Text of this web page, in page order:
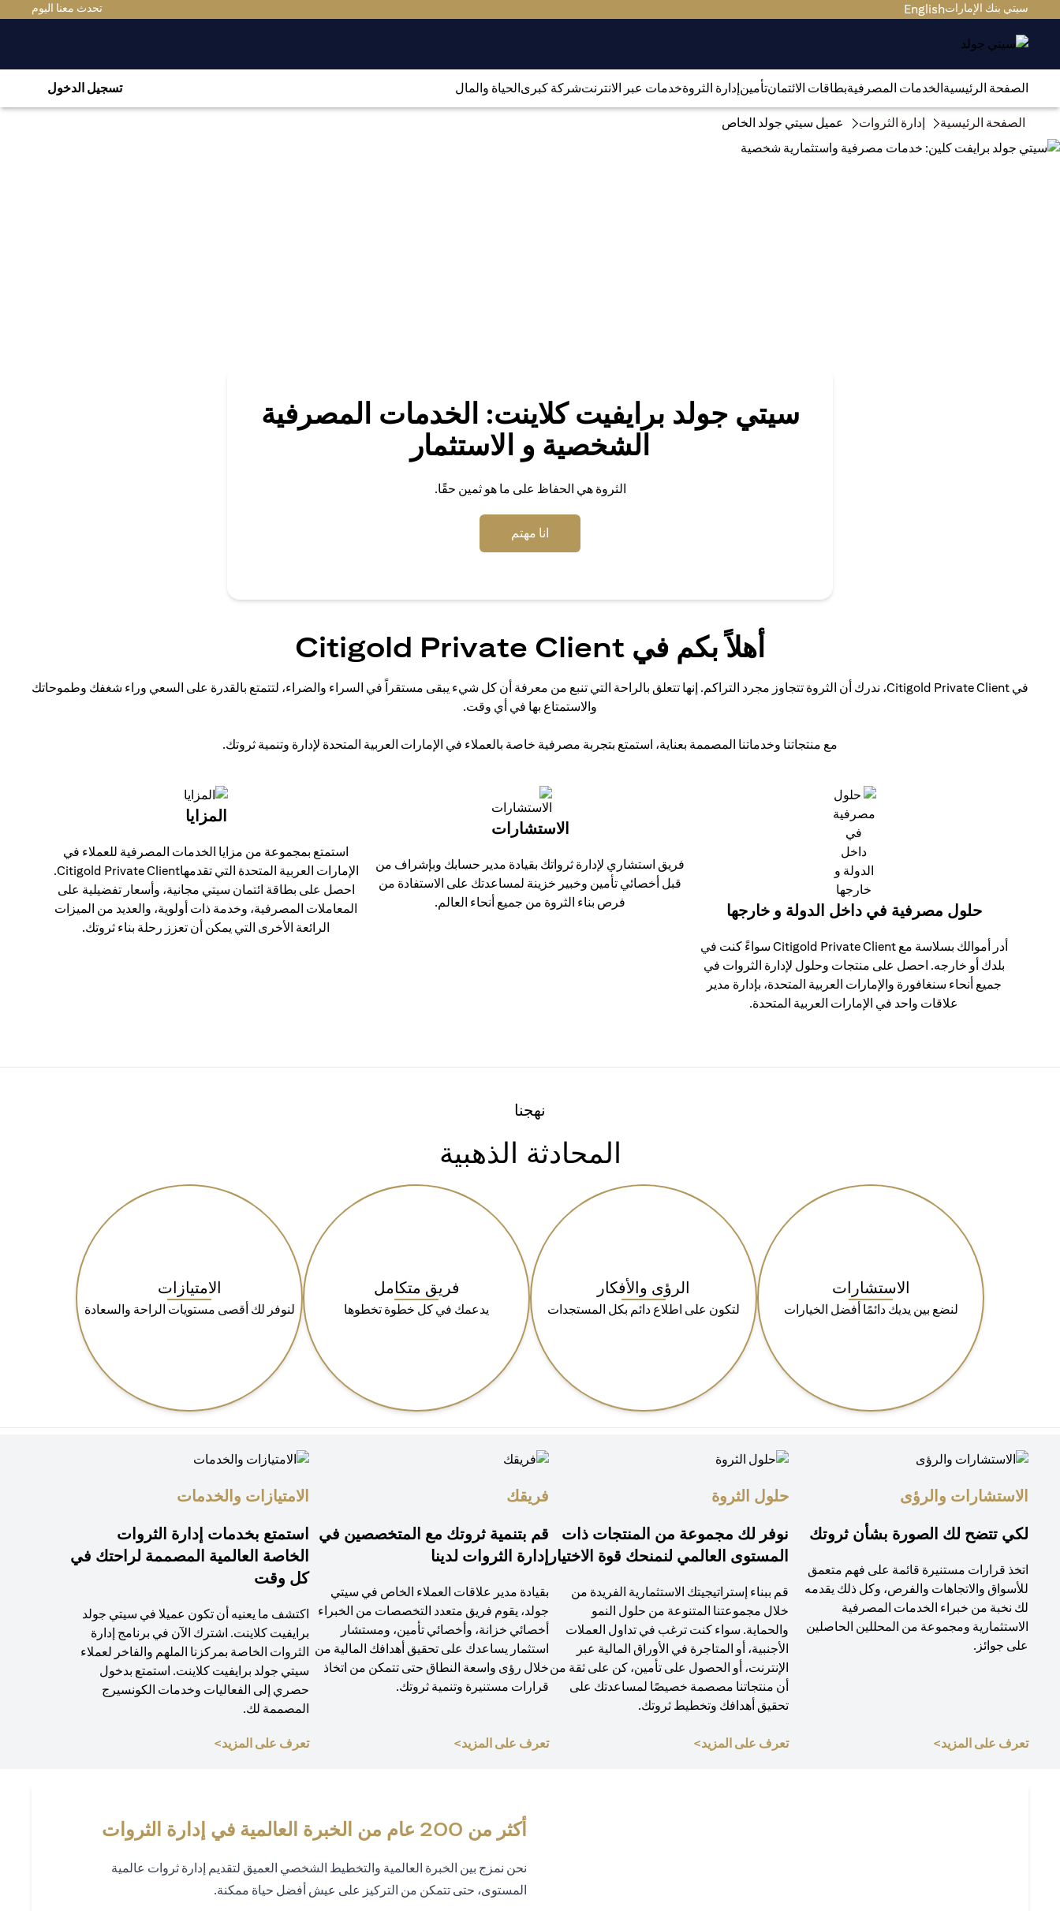
سيتي بنك الإماراتEnglish تحدث معنا اليوم
الصفحة الرئيسيةالخدمات المصرفيةبطاقات الائتمانتأمينإدارة الثروةخدمات عبر الانترنتشركة كبرىالحياة والمال تسجيل الدخول
الصفحة الرئيسية إدارة الثروات عميل سيتي جولد الخاص
سيتي جولد برايفيت كلاينت: الخدمات المصرفية
الشخصية و الاستثمار
الثروة هي الحفاظ على ما هو ثمين حقًا.
انا مهتم
أهلاً بكم في Citigold Private Client
في Citigold Private Client، ندرك أن الثروة تتجاوز مجرد التراكم. إنها تتعلق بالراحة التي تنبع من معرفة أن كل شيء يبقى مستقراً في السراء والضراء، لتتمتع بالقدرة على السعي وراء شغفك وطموحاتك
والاستمتاع بها في أي وقت.
مع منتجاتنا وخدماتنا المصممة بعناية، استمتع بتجربة مصرفية خاصة بالعملاء في الإمارات العربية المتحدة لإدارة وتنمية ثروتك.
حلول مصرفية في داخل الدولة و خارجها
أدر أموالك بسلاسة مع Citigold Private Client سواءً كنت في
بلدك أو خارجه. احصل على منتجات وحلول لإدارة الثروات في
جميع أنحاء سنغافورة والإمارات العربية المتحدة، بإدارة مدير
علاقات واحد في الإمارات العربية المتحدة.
الاستشارات
فريق استشاري لإدارة ثرواتك بقيادة مدير حسابك وبإشراف من
قبل أخصائي تأمين وخبير خزينة لمساعدتك على الاستفادة من
فرص بناء الثروة من جميع أنحاء العالم.
المزايا
استمتع بمجموعة من مزايا الخدمات المصرفية للعملاء في
الإمارات العربية المتحدة التي تقدمهاCitigold Private Client.
احصل على بطاقة ائتمان سيتي مجانية، وأسعار تفضيلية على
المعاملات المصرفية، وخدمة ذات أولوية، والعديد من الميزات
الرائعة الأخرى التي يمكن أن تعزز رحلة بناء ثروتك.
نهجنا
المحادثة الذهبية
الاستشارات
لنضع بين يديك دائمًا أفضل الخيارات
الرؤى والأفكار
لتكون على اطلاع دائم بكل المستجدات
فريق متكامل
يدعمك في كل خطوة تخطوها
الامتيازات
لنوفر لك أقصى مستويات الراحة والسعادة
الاستشارات والرؤى
لكي تتضح لك الصورة بشأن ثروتك
اتخذ قرارات مستنيرة قائمة على فهم متعمق
للأسواق والاتجاهات والفرص، وكل ذلك يقدمه
لك نخبة من خبراء الخدمات المصرفية
الاستثمارية ومجموعة من المحللين الحاصلين
على جوائز.
تعرف على المزيد>
حلول الثروة
نوفر لك مجموعة من المنتجات ذات
المستوى العالمي لنمنحك قوة الاختيار
قم ببناء إستراتيجيتك الاستثمارية الفريدة من
خلال مجموعتنا المتنوعة من حلول النمو
والحماية. سواء كنت ترغب في تداول العملات
الأجنبية، أو المتاجرة في الأوراق المالية عبر
الإنترنت، أو الحصول على تأمين، كن على ثقة من
أن منتجاتنا مصصمة خصيصًا لمساعدتك على
تحقيق أهدافك وتخطيط ثروتك.
تعرف على المزيد>
فريقك
قم بتنمية ثروتك مع المتخصصين في
إدارة الثروات لدينا
بقيادة مدير علاقات العملاء الخاص في سيتي
جولد، يقوم فريق متعدد التخصصات من الخبراء
أخصائي خزانة، وأخصائي تأمين، ومستشار
استثمار يساعدك على تحقيق أهدافك المالية من
خلال رؤى واسعة النطاق حتى تتمكن من اتخاذ
قرارات مستنيرة وتنمية ثروتك.
تعرف على المزيد>
الامتيازات والخدمات
استمتع بخدمات إدارة الثروات
الخاصة العالمية المصممة لراحتك في
كل وقت
اكتشف ما يعنيه أن تكون عميلا في سيتي جولد
برايفيت كلاينت. اشترك الآن في برنامج إدارة
الثروات الخاصة بمركزنا الملهم والفاخر لعملاء
سيتي جولد برايفيت كلاينت. استمتع بدخول
حصري إلى الفعاليات وخدمات الكونسيرج
المصممة لك.
تعرف على المزيد>
أكثر من 200 عام من الخبرة العالمية في إدارة الثروات
نحن نمزج بين الخبرة العالمية والتخطيط الشخصي العميق لتقديم إدارة ثروات عالمية
المستوى، حتى تتمكن من التركيز على عيش أفضل حياة ممكنة.